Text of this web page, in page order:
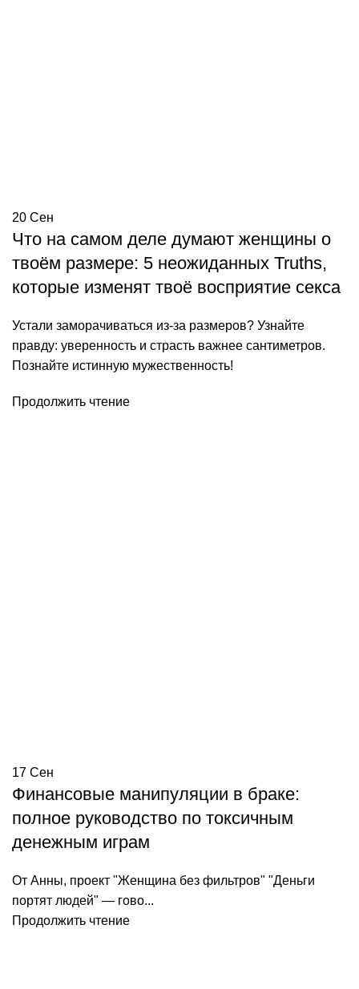
20 Сен
Что на самом деле думают женщины о
твоём размере: 5 неожиданных Truths,
которые изменят твоё восприятие секса
Устали заморачиваться из-за размеров? Узнайте
правду: уверенность и страсть важнее сантиметров.
Познайте истинную мужественность!
Продолжить чтение
17 Сен
Финансовые манипуляции в браке:
полное руководство по токсичным
денежным играм
От Анны, проект "Женщина без фильтров" "Деньги
портят людей" — гово...
Продолжить чтение